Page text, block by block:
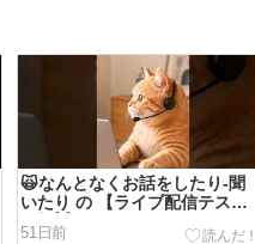
🙀なんとなくお話をしたり-聞
いたり の 【ライブ配信テス
ト】🐱
51日前